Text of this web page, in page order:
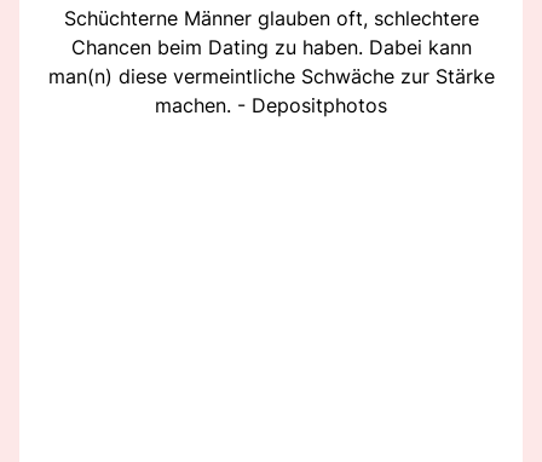
Schüchterne Männer glauben oft, schlechtere
Chancen beim Dating zu haben. Dabei kann
man(n) diese vermeintliche Schwäche zur Stärke
machen. - Depositphotos